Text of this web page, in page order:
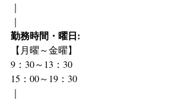
｜
｜
勤務時間・曜日:
【月曜～金曜】
9：30～13：30
15：00～19：30
｜